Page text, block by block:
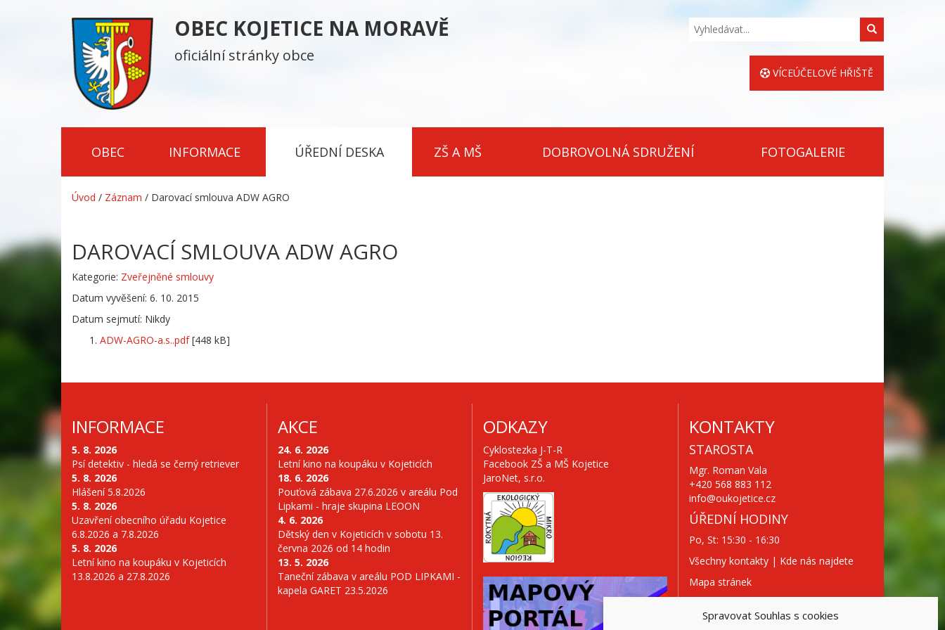
Spravovat Souhlas s cookies
OBEC KOJETICE NA MORAVĚ
oficiální stránky obce
Hledat
VÍCEÚČELOVÉ HŘIŠTĚ
OBEC INFORMACE ÚŘEDNÍ DESKA ZŠ A MŠ DOBROVOLNÁ SDRUŽENÍ FOTOGALERIE
Úvod / Záznam / Darovací smlouva ADW AGRO
DAROVACÍ SMLOUVA ADW AGRO
Kategorie: Zveřejněné smlouvy
Datum vyvěšení: 6. 10. 2015
Datum sejmutí: Nikdy
ADW-AGRO-a.s..pdf[448 kB]
INFORMACE
5. 8. 2026
Psí detektiv - hledá se černý retriever
5. 8. 2026
Hlášení 5.8.2026
5. 8. 2026
Uzavření obecního úřadu Kojetice
6.8.2026 a 7.8.2026
5. 8. 2026
Letní kino na koupáku v Kojeticích
13.8.2026 a 27.8.2026
AKCE
24. 6. 2026
Letní kino na koupáku v Kojeticích
18. 6. 2026
Pouťová zábava 27.6.2026 v areálu Pod
Lipkami - hraje skupina LEOON
4. 6. 2026
Dětský den v Kojeticích v sobotu 13.
června 2026 od 14 hodin
13. 5. 2026
Taneční zábava v areálu POD LIPKAMI -
kapela GARET 23.5.2026
ODKAZY
Cyklostezka J-T-R
Facebook ZŠ a MŠ Kojetice
JaroNet, s.r.o.
KONTAKTY
STAROSTA
Mgr. Roman Vala
+420 568 883 112
info@oukojetice.cz
ÚŘEDNÍ HODINY
Po, St: 15:30 - 16:30
Všechny kontakty | Kde nás najdete
Mapa stránek